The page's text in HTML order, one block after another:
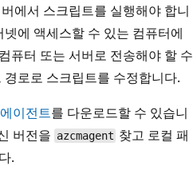
에서 스크립트를 실행해야 합니
에 액세스할 수 있는 컴퓨터에
퓨터 또는 서버로 전송해야 할 수
로로 스크립트를 수정합니다.
이전트를 다운로드할 수 있습니
버전을 azcmagent 찾고 로컬 패
.